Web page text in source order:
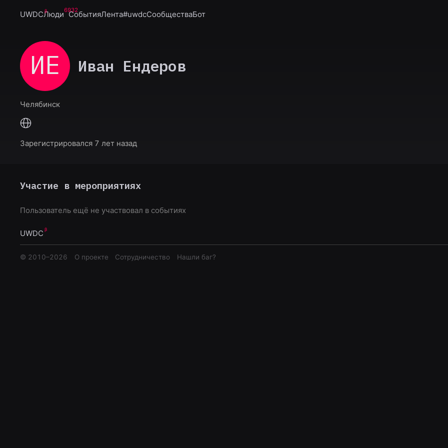
UWDCЛюди6932
СобытияЛента#uwdcСообществаБот
ИЕ Иван Ендеров
Челябинск
Зарегистрировался 7 лет назад
Участие в мероприятиях
Пользователь ещё не участвовал в событиях
UWDC
© 2010–2026 О проекте Сотрудничество Нашли баг?